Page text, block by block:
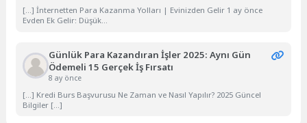
[…] İnternetten Para Kazanma Yolları | Evinizden Gelir 1 ay önce
Evden Ek Gelir: Düşük...
Günlük Para Kazandıran İşler 2025: Aynı Gün
Ödemeli 15 Gerçek İş Fırsatı
8 ay önce
[…] Kredi Burs Başvurusu Ne Zaman ve Nasıl Yapılır? 2025 Güncel
Bilgiler […]